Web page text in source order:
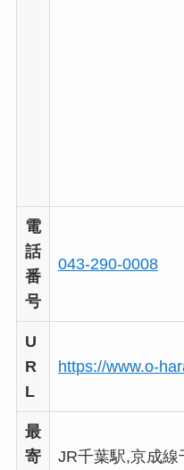
電
話
番
号
043-290-0008
U
R
L
https://www.o-
最
寄
JR千葉駅,京成線